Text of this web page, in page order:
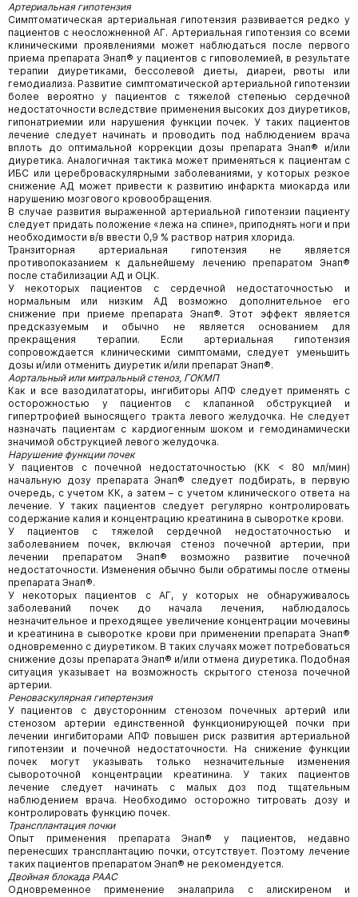
Артериальная гипотензия
Симптоматическая артериальная гипотензия развивается редко у
пациентов с неосложненной АГ. Артериальная гипотензия со всеми
клиническими проявлениями может наблюдаться после первого
приема препарата Энап® у пациентов с гиповолемией, в результате
терапии диуретиками, бессолевой диеты, диареи, рвоты или
гемодиализа. Развитие симптоматической артериальной гипотензии
более вероятно у пациентов с тяжелой степенью сердечной
недостаточности вследствие применения высоких доз диуретиков,
гипонатриемии или нарушения функции почек. У таких пациентов
лечение следует начинать и проводить под наблюдением врача
вплоть до оптимальной коррекции дозы препарата Энап® и/или
диуретика. Аналогичная тактика может применяться к пациентам с
ИБС или цереброваскулярными заболеваниями, у которых резкое
снижение АД может привести к развитию инфаркта миокарда или
нарушению мозгового кровообращения.
В случае развития выраженной артериальной гипотензии пациенту
следует придать положение «лежа на спине», приподнять ноги и при
необходимости в/в ввести 0,9 % раствор натрия хлорида.
Транзиторная артериальная гипотензия не является
противопоказанием к дальнейшему лечению препаратом Энап®
после стабилизации АД и ОЦК.
У некоторых пациентов с сердечной недостаточностью и
нормальным или низким АД возможно дополнительное его
снижение при приеме препарата Энап®. Этот эффект является
предсказуемым и обычно не является основанием для
прекращения терапии. Если артериальная гипотензия
сопровождается клиническими симптомами, следует уменьшить
дозы и/или отменить диуретик и/или препарат Энап®.
Аортальный или митральный стеноз, ГОКМП
Как и все вазодилататоры, ингибиторы АПФ следует применять с
осторожностью у пациентов с клапанной обструкцией и
гипертрофией выносящего тракта левого желудочка. Не следует
назначать пациентам с кардиогенным шоком и гемодинамически
значимой обструкцией левого желудочка.
Нарушение функции почек
У пациентов с почечной недостаточностью (КК < 80 мл/мин)
начальную дозу препарата Энап® следует подбирать, в первую
очередь, с учетом КК, а затем – с учетом клинического ответа на
лечение. У таких пациентов следует регулярно контролировать
содержание калия и концентрацию креатинина в сыворотке крови.
У пациентов с тяжелой сердечной недостаточностью и
заболеванием почек, включая стеноз почечной артерии, при
лечении препаратом Энап® возможно развитие почечной
недостаточности. Изменения обычно были обратимы после отмены
препарата Энап®.
У некоторых пациентов с АГ, у которых не обнаруживалось
заболеваний почек до начала лечения, наблюдалось
незначительное и преходящее увеличение концентрации мочевины
и креатинина в сыворотке крови при применении препарата Энап®
одновременно с диуретиком. В таких случаях может потребоваться
снижение дозы препарата Энап® и/или отмена диуретика. Подобная
ситуация указывает на возможность скрытого стеноза почечной
артерии.
Реноваскулярная гипертензия
У пациентов с двусторонним стенозом почечных артерий или
стенозом артерии единственной функционирующей почки при
лечении ингибиторами АПФ повышен риск развития артериальной
гипотензии и почечной недостаточности. На снижение функции
почек могут указывать только незначительные изменения
сывороточной концентрации креатинина. У таких пациентов
лечение следует начинать с малых доз под тщательным
наблюдением врача. Необходимо осторожно титровать дозу и
контролировать функцию почек.
Трансплантация почки
Опыт применения препарата Энап® у пациентов, недавно
перенесших трансплантацию почки, отсутствует. Поэтому лечение
таких пациентов препаратом Энап® не рекомендуется.
Двойная блокада РААС
Одновременное применение эналаприла с алискиреном и